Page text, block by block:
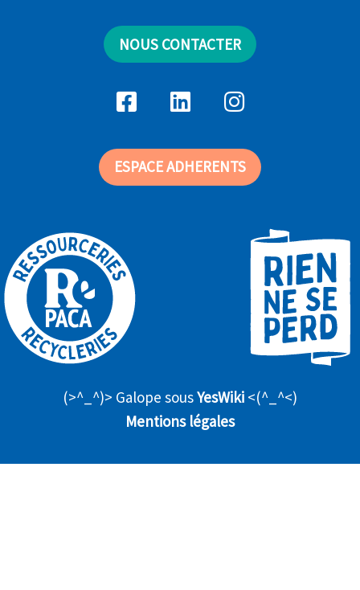
NOUS CONTACTER
ESPACE ADHERENTS
(>^_^)> Galope sousYesWiki <(^_^<)
Mentions légales